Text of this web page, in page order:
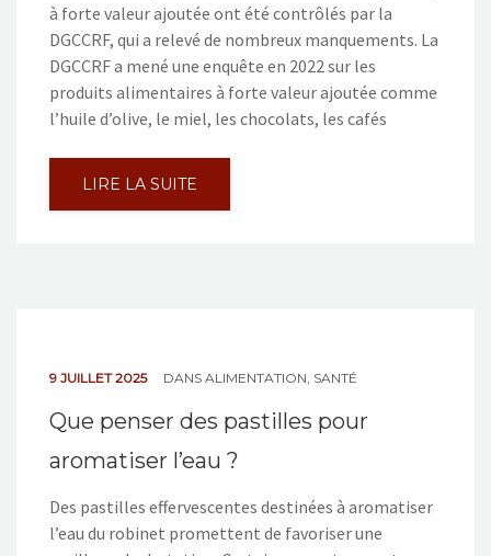
à forte valeur ajoutée ont été contrôlés par la
DGCCRF, qui a relevé de nombreux manquements. La
DGCCRF a mené une enquête en 2022 sur les
produits alimentaires à forte valeur ajoutée comme
l’huile d’olive, le miel, les chocolats, les cafés
LIRE LA SUITE
9 JUILLET 2025 DANS ALIMENTATION SANTÉ
Que penser des pastilles pour
aromatiser l’eau ?
Des pastilles effervescentes destinées à aromatiser
l’eau du robinet promettent de favoriser une